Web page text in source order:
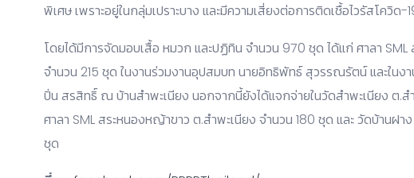
พิเศษ เพราะอยู่ในกลุ่มเปราะบาง และมีความเสี่ยงต่อการติดเชื้อไวรัสโควิด-
โดยได้มีการจัดมอบเสื้อ หมวก และปฏิทิน จำนวน 970 ชุด ได้แก่ ศาลา SML
จำนวน 215 ชุด ในงานร่วมงานอุปสมบท นายอิทธิพัทธ์ สุวรรณรัตน์ และใน
ปิ่น สรสิทธิ์ ณ บ้านสำพะเนียง นอกจากนี้ยังได้แจกจ่ายในวัดสำพะเนียง ต.
ศาลา SML สระหนองหญ้าขาว ต.สำพะเนียง จำนวน 180 ชุด และ วัดบ้านฝา
ชุด